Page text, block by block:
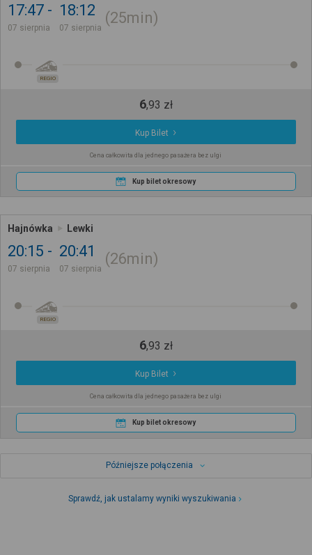
17:47
07 sierpnia
18:12
07 sierpnia
25min
REGIO
6,93 zł
Kup Bilet
Cena całkowita dla jednego pasażera bez ulgi
Kup bilet okresowy
Hajnówka Lewki
20:15
07 sierpnia
20:41
07 sierpnia
26min
REGIO
6,93 zł
Kup Bilet
Cena całkowita dla jednego pasażera bez ulgi
Kup bilet okresowy
Późniejsze połączenia
Sprawdź, jak ustalamy wyniki wyszukiwania